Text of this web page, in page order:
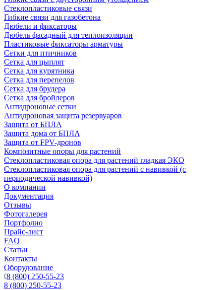
Стеклопластиковые связи
Гибкие связи для газобетона
Дюбели и фиксаторы
Дюбель фасадный для теплоизоляции
Пластиковые фиксаторы арматуры
Сетки для птичников
Сетка для цыплят
Сетка для курятника
Сетка для перепелов
Сетка для брудера
Сетка для бройлеров
Антидроновые сетки
Антидроновая защита резервуаров
Защита от БПЛА
Защита дома от БПЛА
Защита от FPV-дронов
Композитные опоры для растений
Стеклопластиковая опора для растений гладкая ЭКО
Стеклопластиковая опора для растений с навивкой (с
периодической навивкой)
О компании
Документация
Отзывы
Фотогалерея
Портфолио
Прайс-лист
FAQ
Статьи
Контакты
Оборудование
8 (800) 250-55-23
8 (800) 250-55-23